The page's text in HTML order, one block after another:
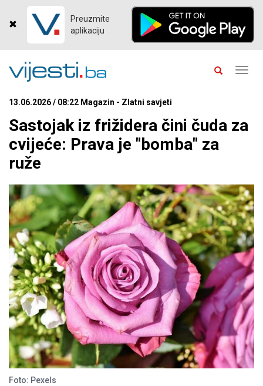
Preuzmite
aplikaciju
13.06.2026 / 08:22 Magazin - Zlatni savjeti
Sastojak iz frižidera čini čuda za
cvijeće: Prava je "bomba" za
ruže
Foto: Pexels